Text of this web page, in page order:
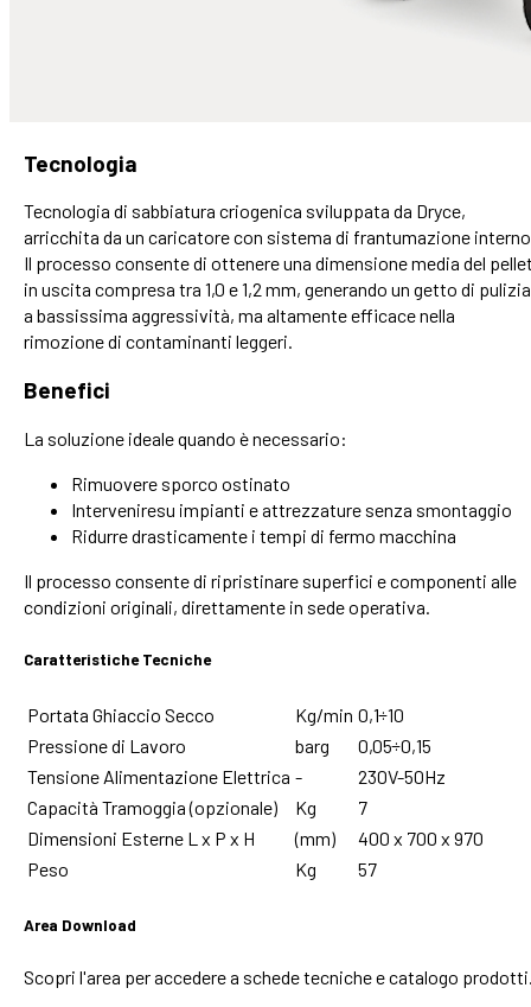
Tecnologia
Tecnologia di sabbiatura criogenica sviluppata da Dryce,
arricchita da un caricatore con sistema di frantumazione
Il processo consente di ottenere una dimensione media del
in uscita compresa tra 1,0 e 1,2 mm, generando un getto di pulizia
a bassissima aggressività, ma altamente efficace nella
rimozione di contaminanti leggeri.
Benefici
La soluzione ideale quando è necessario:
Rimuovere sporco ostinato
Interveniresu impianti e attrezzature senza smontaggio
Ridurre drasticamente i tempi di fermo macchina
Il processo consente di ripristinare superfici e componenti alle
condizioni originali, direttamente in sede operativa.
Caratteristiche Tecniche
Portata Ghiaccio Secco Kg/min 0,1÷10
Pressione di Lavoro
barg
0,05÷0,15
Tensione Alimentazione Elettrica -
230V-50Hz
Capacità Tramoggia (opzionale)
Kg
7
Dimensioni Esterne L x P x H
(mm)
400 x 700 x 970
Peso
Kg 57
Area Download
Scopri l'area per accedere a schede tecniche e catalogo